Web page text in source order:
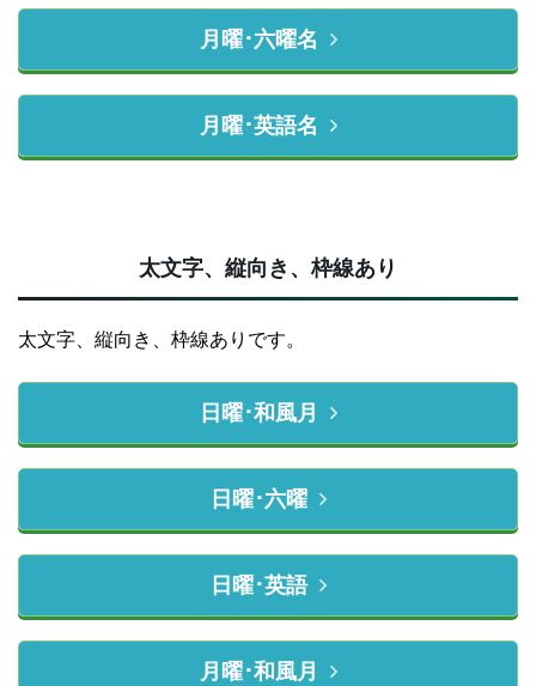
月曜･六曜名
月曜･英語名
太文字、縦向き、枠線あり
太文字、縦向き、枠線ありです。
日曜･和風月
日曜･六曜
日曜･英語
月曜･和風月